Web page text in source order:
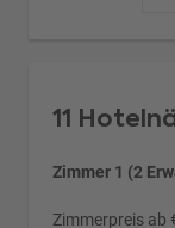
11
Zimmer 1 (2
Zimmerpreis ab